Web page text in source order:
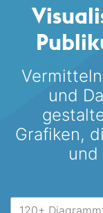
und
Grafiken,
und